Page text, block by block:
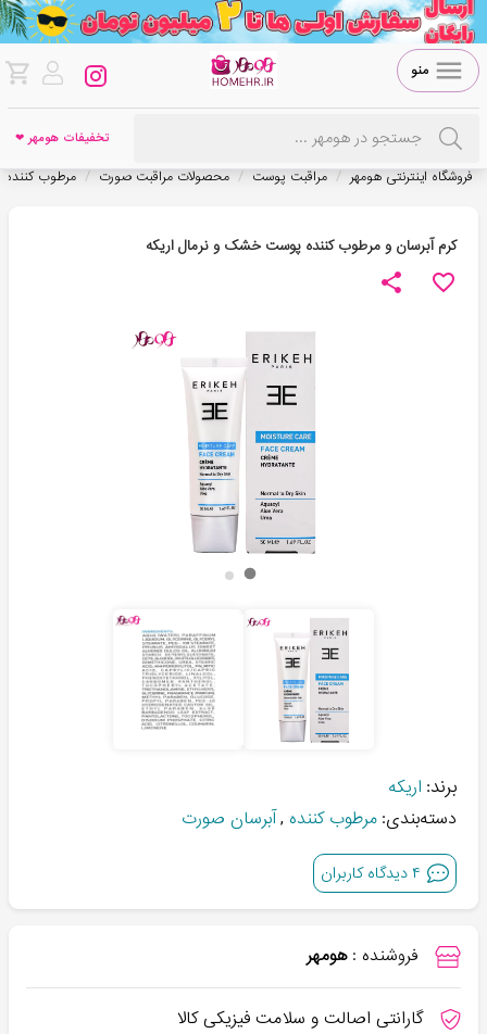
منو
تخفیفات هومهر ❤
فروشگاه اینترنتی هومهر / مراقبت پوست / محصولات مراقبت صورت / مرطوب کننده
کرم آبرسان و مرطوب کننده پوست خشک و نرمال اريکه
برند: اریکه
دسته‌بندی: مرطوب کننده , آبرسان صورت
۴دیدگاه کاربران
فروشنده : هومهر
گارانتی اصالت و سلامت فیزیکی کالا